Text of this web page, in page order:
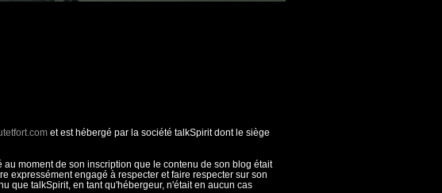
et est hébergé par la société talkSpirit dont le siège
moment de son inscription que le contenu de son blog était
expressément engagé à respecter et faire respecter sur son
que talkSpirit, en tant qu'hébergeur, n'était en aucun cas